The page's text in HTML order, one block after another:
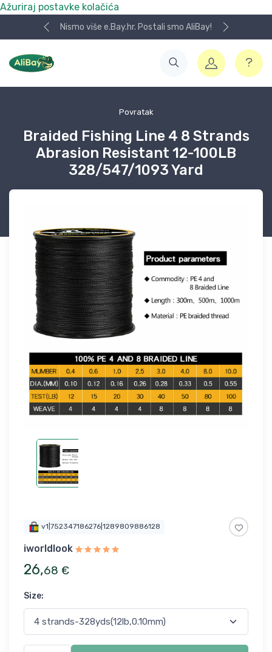
Ažuriraj postavke kolačića
Nismo više e.Bay.hr. Postali smo AliBay!
Povratak
Braided Fishing Line 4 8 Strands
Abrasion Resistant 12-100LB
328/547/1093 Yard
v1|752347186276|1289809886128
iworldlook
26,68 €
Size: